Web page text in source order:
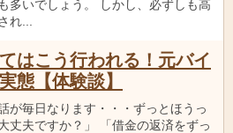
多いでしょう。 しかし、必ずしも高
れ...
はこう行われる！元バイ
態【体験談】
が毎日なります・・・ずっとほうっ
丈夫ですか？」 「借金の返済をずっ